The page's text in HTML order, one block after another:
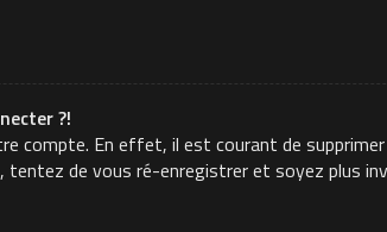
?!
compte. En effet, il est courant de
tentez de vous ré-enregistrer et soyez plus